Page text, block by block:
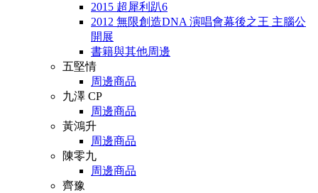
2015 超犀利趴6
2012 無限創造DNA 演唱會幕後之王 主腦公
開展
書籍與其他周邊
五堅情
周邊商品
九澤 CP
周邊商品
黃鴻升
周邊商品
陳零九
周邊商品
齊豫